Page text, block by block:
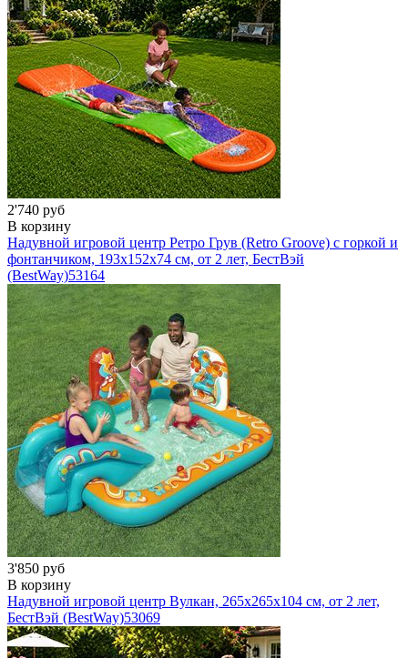
2'740 руб
В корзину
Надувной игровой центр Ретро Грув (Retro Groove) с горкой и
фонтанчиком, 193х152х74 см, от 2 лет, БестВэй
(BestWay)53164
3'850 руб
В корзину
Надувной игровой центр Вулкан, 265х265х104 см, от 2 лет,
БестВэй (BestWay)53069